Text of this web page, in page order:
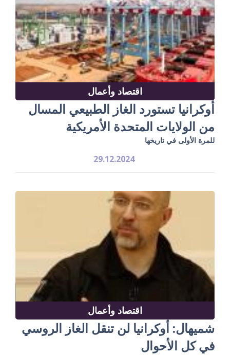
اقتصاد وأعمال
أوكرانيا تستورد الغاز الطبيعي المسال
من الولايات المتحدة الأمريكية
للمرة الأولى في تاريخها
29.12.2024
اقتصاد وأعمال
شميهال: أوكرانيا لن تنقل الغاز الروسي
في كل الأحوال